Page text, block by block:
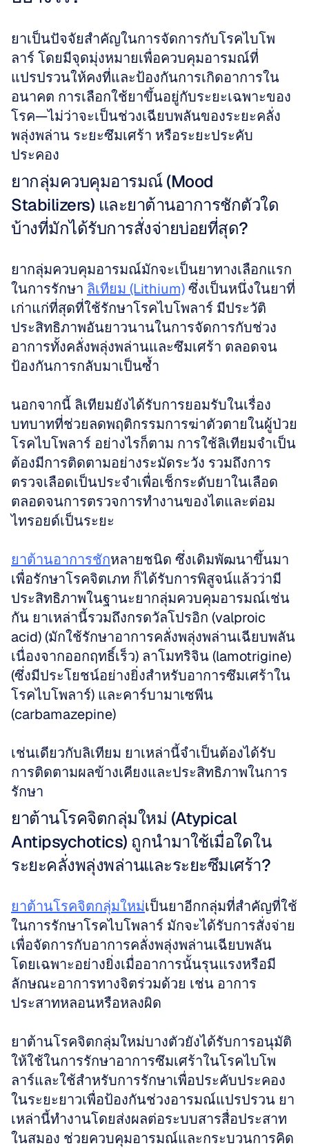
ยาเป็นปัจจัยสำคัญในการจัดการกับโรคไบโพ
ลาร์ โดยมีจุดมุ่งหมายเพื่อควบคุมอารมณ์ที่
แปรปรวนให้คงที่และป้องกันการเกิดอาการใน
อนาคต การเลือกใช้ยาขึ้นอยู่กับระยะเฉพาะของ
โรค—ไม่ว่าจะเป็นช่วงเฉียบพลันของระยะคลั่ง
พลุ่งพล่าน ระยะซึมเศร้า หรือระยะประคับ
ประคอง
ยากลุ่มควบคุมอารมณ์ (Mood
Stabilizers) และยาต้านอาการชักตัวใด
บ้างที่มักได้รับการสั่งจ่ายบ่อยที่สุด?
ยากลุ่มควบคุมอารมณ์มักจะเป็นยาทางเลือกแรก
ในการรักษา ลิเทียม (Lithium) ซึ่งเป็นหนึ่งในยาที่
เก่าแก่ที่สุดที่ใช้รักษาโรคไบโพลาร์ มีประวัติ
ประสิทธิภาพอันยาวนานในการจัดการกับช่วง
อาการทั้งคลั่งพลุ่งพล่านและซึมเศร้า ตลอดจน
ป้องกันการกลับมาเป็นซ้ำ
นอกจากนี้ ลิเทียมยังได้รับการยอมรับในเรื่อง
บทบาทที่ช่วยลดพฤติกรรมการฆ่าตัวตายในผู้ป่วย
โรคไบโพลาร์ อย่างไรก็ตาม การใช้ลิเทียมจำเป็น
ต้องมีการติดตามอย่างระมัดระวัง รวมถึงการ
ตรวจเลือดเป็นประจำเพื่อเช็กระดับยาในเลือด
ตลอดจนการตรวจการทำงานของไตและต่อม
ไทรอยด์เป็นระยะ
ยาต้านอาการชักหลายชนิด ซึ่งเดิมพัฒนาขึ้นมา
เพื่อรักษาโรคจิตเภท ก็ได้รับการพิสูจน์แล้วว่ามี
ประสิทธิภาพในฐานะยากลุ่มควบคุมอารมณ์เช่น
กัน ยาเหล่านี้รวมถึงกรดวัลโปรอิก (valproic
acid) (มักใช้รักษาอาการคลั่งพลุ่งพล่านเฉียบพลัน
เนื่องจากออกฤทธิ์เร็ว) ลาโมทริจิน (lamotrigine)
(ซึ่งมีประโยชน์อย่างยิ่งสำหรับอาการซึมเศร้าใน
โรคไบโพลาร์) และคาร์บามาเซพีน
(carbamazepine)
เช่นเดียวกับลิเทียม ยาเหล่านี้จำเป็นต้องได้รับ
การติดตามผลข้างเคียงและประสิทธิภาพในการ
รักษา
ยาต้านโรคจิตกลุ่มใหม่ (Atypical
Antipsychotics) ถูกนำมาใช้เมื่อใดใน
ระยะคลั่งพลุ่งพล่านและระยะซึมเศร้า?
ยาต้านโรคจิตกลุ่มใหม่เป็นยาอีกกลุ่มที่สำคัญที่ใช้
ในการรักษาโรคไบโพลาร์ มักจะได้รับการสั่งจ่าย
เพื่อจัดการกับอาการคลั่งพลุ่งพล่านเฉียบพลัน
โดยเฉพาะอย่างยิ่งเมื่ออาการนั้นรุนแรงหรือมี
ลักษณะอาการทางจิตร่วมด้วย เช่น อาการ
ประสาทหลอนหรือหลงผิด
ยาต้านโรคจิตกลุ่มใหม่บางตัวยังได้รับการอนุมัติ
ให้ใช้ในการรักษาอาการซึมเศร้าในโรคไบโพ
ลาร์และใช้สำหรับการรักษาเพื่อประคับประคอง
ในระยะยาวเพื่อป้องกันช่วงอารมณ์แปรปรวน ยา
เหล่านี้ทำงานโดยส่งผลต่อระบบสารสื่อประสาท
ในสมอง ช่วยควบคุมอารมณ์และกระบวนการคิด